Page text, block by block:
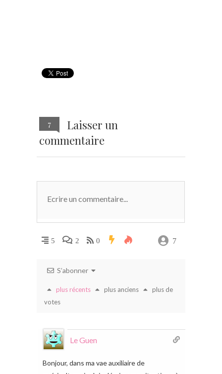
7
Laisser un
commentaire
5 2 0 7
S’abonner
plus récents plus anciens
plus de
votes
Le Guen
Bonjour, dans ma vae auxiliaire de